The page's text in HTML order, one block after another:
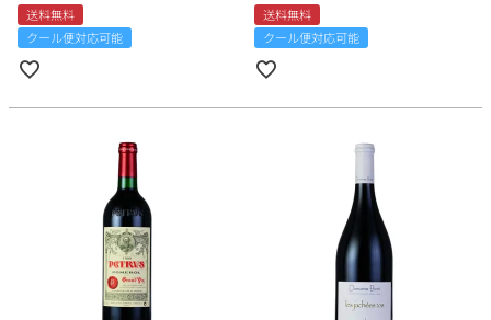
送料無料
クール便対応可能
送料無料
クール便対応可能